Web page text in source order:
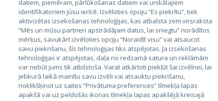
Valstis
Igaunija
Latvija
Lietuva
datiem, piemēram, pārlūkošanas datiem vai unikālajiem
identifikatoriem jūsu ierīcē. Izvēloties opciju “Es piekrītu”, tiek
aktivizētas izsekošanas tehnoloģijas, kas atbalsta zem virsraksta
“Mēs un mūsu partneri apstrādājam datus, lai sniegtu” norādītos
mērķus, savukārt izvēloties opciju “Noraidīt visu” vai atsaucot
savu piekrišanu, šīs tehnoloģijas tiks atspējotas. Ja izsekošanas
tehnoloģijas ir atspējotas, daļa no redzamā satura un reklāmām
var nebūt jums tik atbilstoša. Varat atkārtoti piekļūt šai izvēlnei, lai
jebkurā laikā mainītu savu izvēli vai atsauktu piekrišanu,
noklikšķinot uz saites “Privātuma preferences” tīmekļa lapas
apakšā vai uz peldošās ikonas tīmekļa lapas apakšējā kreisajā